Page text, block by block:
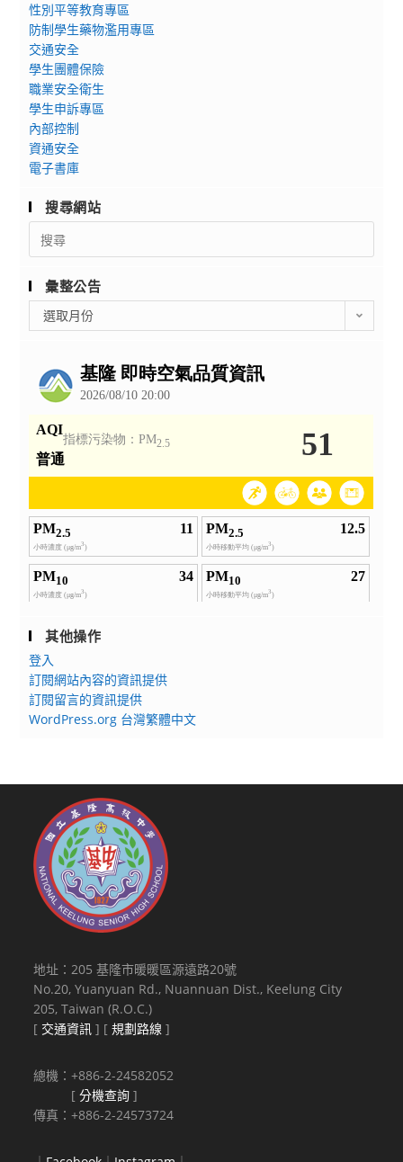
性別平等教育專區
防制學生藥物濫用專區
交通安全
學生團體保險
職業安全衛生
學生申訴專區
內部控制
資通安全
電子書庫
搜尋網站
Search
for:
彙整公告
整
選取月份
其他操作
登入
訂閱網站內容的資訊提供
訂閱留言的資訊提供
WordPress.org 台灣繁體中文
地址：205 基隆市暖暖區源遠路20號
No.20, Yuanyuan Rd., Nuannuan Dist., Keelung City
205, Taiwan (R.O.C.)
[ 交通資訊 ] [規劃路線 ]
總機：+886-2-24582052
[分機查詢 ]
傳真：+886-2-24573724